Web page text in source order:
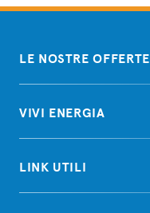
LE NOSTRE OFFERTE
VIVI ENERGIA
LINK UTILI